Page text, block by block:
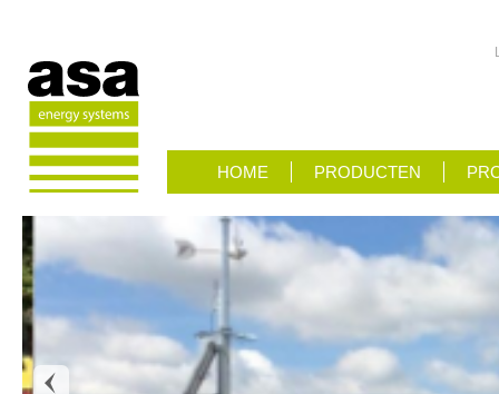
HOME PRODUCTEN